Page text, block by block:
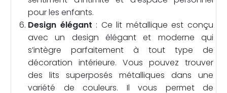
pour les enfants.
Design élégant : Ce lit métallique est conçu
avec un design élégant et moderne qui
s’intègre parfaitement à tout type de
décoration intérieure. Vous pouvez trouver
des lits superposés métalliques dans une
variété de couleurs. Il vous permet de